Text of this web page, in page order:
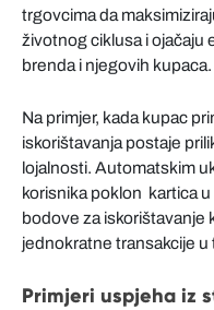
trgovcima da
životnog ciklusa i ojačaju
brenda i njegovih kupaca.
Na primjer, kada kupac
iskorištavanja postaje
lojalnosti. Automatskim
korisnika poklon kartica
bodove za iskorištavanje
jednokratne transakcije
Primjeri uspjeha iz